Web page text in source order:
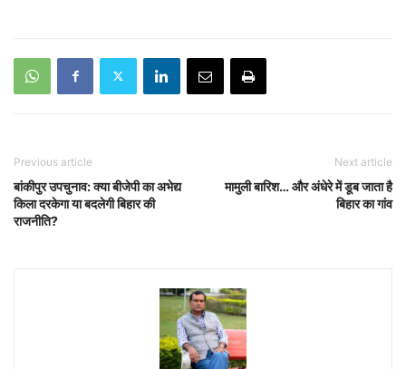
Previous article
बांकीपुर उपचुनाव: क्या बीजेपी का अभेद्य
किला दरकेगा या बदलेगी बिहार की
राजनीति?
Next article
मामुली बारिश… और अंधेरे में डूब जाता है
बिहार का गांव